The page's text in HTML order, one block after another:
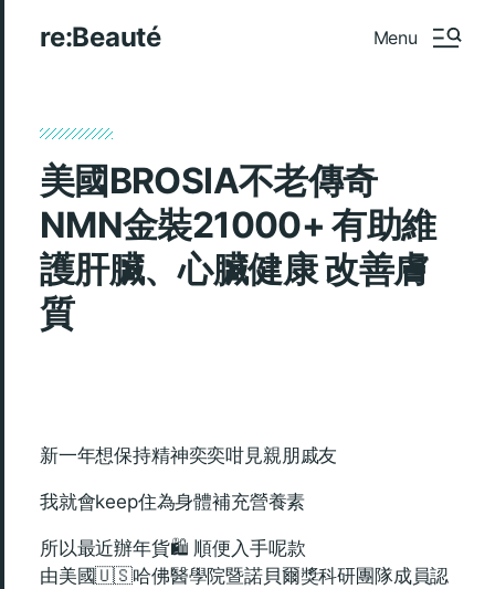
re:Beauté Menu
美國BROSIA不老傳奇
NMN金裝21000+ 有助維
護肝臟、心臟健康 改善膚
質
新一年想保持精神奕奕咁見親朋戚友
我就會keep住為身體補充營養素
所以最近辦年貨🛍️ 順便入手呢款
由美國🇺🇸哈佛醫學院暨諾貝爾獎科研團隊成員認